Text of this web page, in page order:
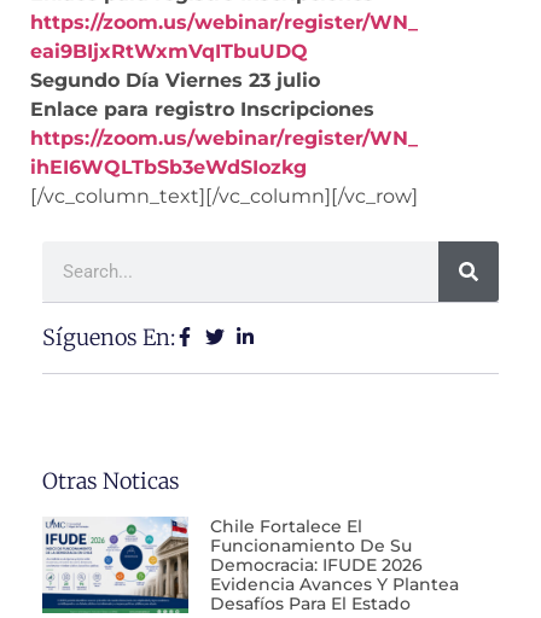
https://zoom.us/webinar/register/WN_
eai9BIjxRtWxmVqITbuUDQ
Segundo Día Viernes 23 julio
Enlace para registro Inscripciones
https://zoom.us/webinar/register/WN_
ihEI6WQLTbSb3eWdSIozkg
[/vc_column_text][/vc_column][/vc_row]
Síguenos En:
Otras Noticas
Chile Fortalece El
Funcionamiento De Su
Democracia: IFUDE 2026
Evidencia Avances Y Plantea
Desafíos Para El Estado